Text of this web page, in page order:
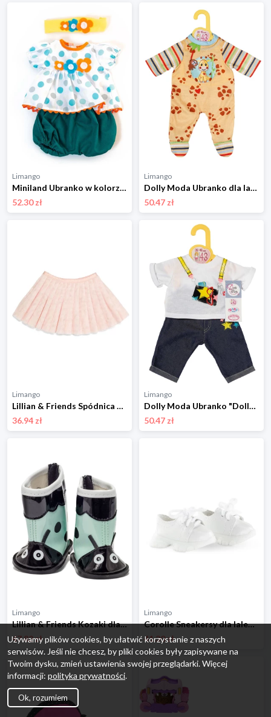
Limango
Miniland Ubranko w kolorze biało-zielono-żółtym dla lalki - 3+ rozmiar: onesize
52.30 zł
Limango
Dolly Moda Ubranko dla lalek - 3+ rozmiar: onesize
50.47 zł
Limango
Lillian & Friends Spódnica dla lalek - 3+ rozmiar: onesize
36.94 zł
Limango
Dolly Moda Ubranko "Dolly Moda Jeans + Shirt" ze wzorem dla lalek - 3+ rozmiar: onesize
50.47 zł
Limango
Lillian & Friends Kozaki dla lalek - 3+ rozmiar: onesize
47.82 zł
Limango
Corolle Sneakersy dla lalek - 3+ rozmiar: onesize
41.30 zł
Używamy plików cookies, by ułatwić korzystanie z naszych
serwisów. Jeśli nie chcesz, by pliki cookies były zapisywane na
Twoim dysku, zmień ustawienia swojej przeglądarki. Więcej
informacji: polityka prywatności.
Ok, rozumiem